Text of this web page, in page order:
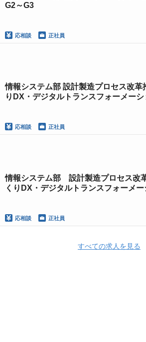
G2～G3
応相談 正社員
情報システム部 設計製造プロセス改革
りDX・デジタルトランスフォーメー
応相談 正社員
情報システム部 設計製造プロセス改
くりDX・デジタルトランスフォーメ
応相談 正社員
すべての求人を見る